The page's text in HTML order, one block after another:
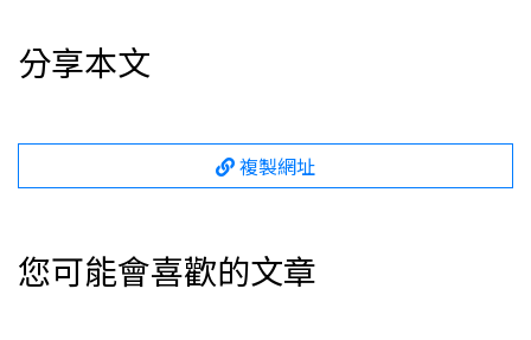
分享本文
複製網址
您可能會喜歡的文章